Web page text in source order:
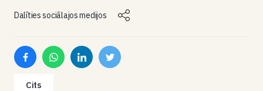
Dalīties sociālajos medijos
Cits